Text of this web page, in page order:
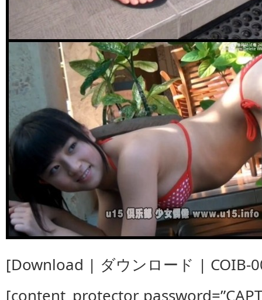
[Download | ダウンロード | COIB-
[content_protector